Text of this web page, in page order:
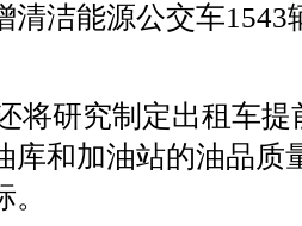
清洁能源公交车1543
将研究制定出租车
库和加油站的油品质